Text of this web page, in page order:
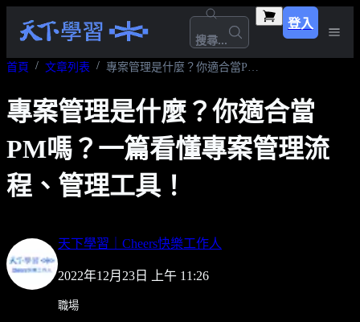
搜尋...
登入
首頁 文章列表 專案管理是什麼？你適合當PM嗎？一篇看懂專案管理流程、管理工具！
專案管理是什麼？你適合當
PM嗎？一篇看懂專案管理流
程、管理工具！
天下學習｜Cheers快樂工作人
2022年12月23日 上午 11:26
職場